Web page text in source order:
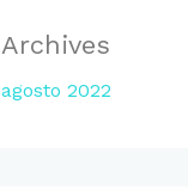
Archives
agosto 2022